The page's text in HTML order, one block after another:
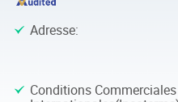
Adresse:
Conditions Commerciales